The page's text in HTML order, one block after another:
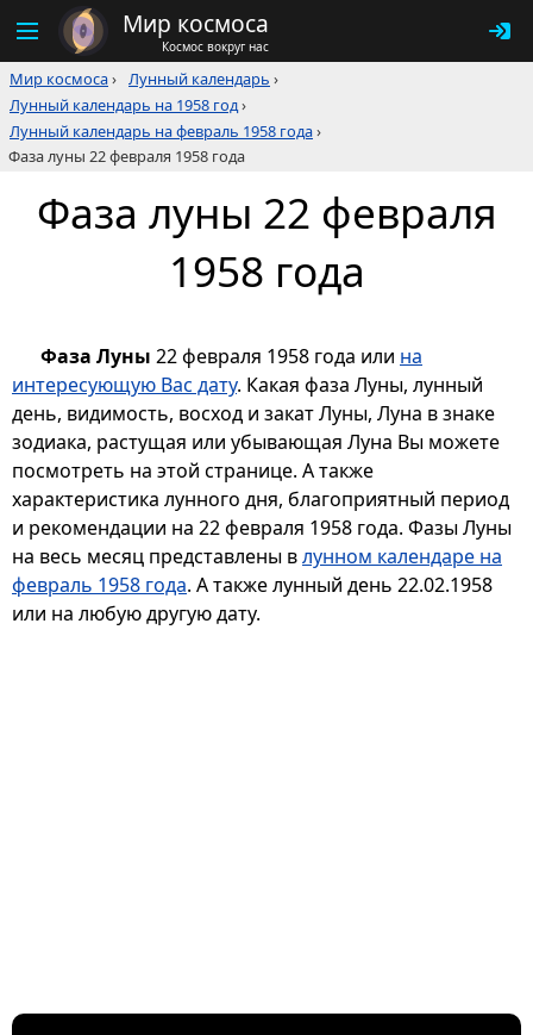
Мир космоса
Космос вокруг нас
Мир космоса› Лунный календарь ›
Лунный календарь на 1958 год›
Лунный календарь на февраль 1958 года›
Фаза луны 22 февраля 1958 года
Фаза луны 22 февраля
1958 года
Фаза Луны 22 февраля 1958 года или на
интересующую Вас дату. Какая фаза Луны, лунный
день, видимость, восход и закат Луны, Луна в знаке
зодиака, растущая или убывающая Луна Вы можете
посмотреть на этой странице. А также
характеристика лунного дня, благоприятный период
и рекомендации на 22 февраля 1958 года. Фазы Луны
на весь месяц представлены влунном календаре на
февраль 1958 года. А также лунный день 22.02.1958
или на любую другую дату.